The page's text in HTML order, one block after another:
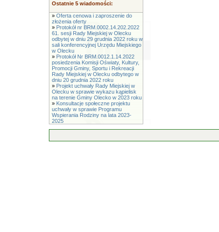
Ostatnie 5 wiadomości:
» Oferta cenowa i zaproszenie do
złożenia oferty
» Protokół nr BRM.0002.14.202.2022
61. sesji Rady Miejskiej w Olecku
odbytej w dniu 29 grudnia 2022 roku w
sali konferencyjnej Urzędu Miejskiego
w Olecku
» Protokół Nr BRM.0012.1.14.2022
posiedzenia Komisji Oświaty, Kultury,
Promocji Gminy, Sportu i Rekreacji
Rady Miejskiej w Olecku odbytego w
dniu 20 grudnia 2022 roku
» Projekt uchwały Rady Miejskiej w
Olecku w sprawie wykazu kąpielisk
na terenie Gminy Olecko w 2023 roku
» Konsultacje społeczne projektu
uchwały w sprawie Programu
Wspierania Rodziny na lata 2023-
2025